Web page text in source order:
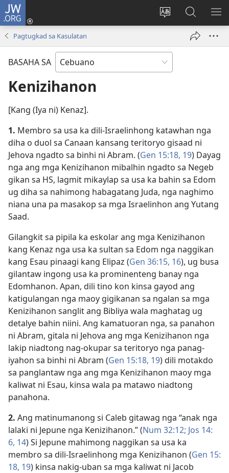
JW.ORG
Ilisi
pinulongan
sa
site
Log
ug
Pangitaa
sa
JW.ORG
Pagtugkad sa Kasulatan
BASAHA SA
Kenizihanon
[Kang (Iya ni) Kenaz].
1. Membro sa usa ka dili-Israelinhong katawhan nga
diha o duol sa Canaan kansang teritoryo gisaad ni
Jehova ngadto sa binhi ni Abram. (Gen 15:​18, 19) Dayag
nga ang mga Kenizihanon mibalhin ngadto sa Negeb
gikan sa HS, lagmit mikaylap sa usa ka bahin sa Edom
ug diha sa nahimong habagatang Juda, nga naghimo
niana una pa masakop sa mga Israelinhon ang Yutang
Saad.
Gilangkit sa pipila ka eskolar ang mga Kenizihanon
kang Kenaz nga usa ka sultan sa Edom nga naggikan
kang Esau pinaagi kang Elipaz (Gen 36:​15, 16), ug busa
gilantaw ingong usa ka prominenteng banay nga
Edomhanon. Apan, dili tino kon kinsa gayod ang
katigulangan nga maoy gigikanan sa ngalan sa mga
Kenizihanon sanglit ang Bibliya wala maghatag ug
detalye bahin niini. Ang kamatuoran nga, sa panahon
ni Abram, gitala ni Jehova ang mga Kenizihanon nga
lakip niadtong nag-okupar sa teritoryo nga panag-
iyahon sa binhi ni Abram (Gen 15:​18, 19) dili motakdo
sa panglantaw nga ang mga Kenizihanon maoy mga
kaliwat ni Esau, kinsa wala pa matawo niadtong
panahona.
2. Ang matinumanong si Caleb gitawag nga “anak nga
lalaki ni Jepune nga Kenizihanon.” (Num 32:12; Jos 14:​
6, 14) Si Jepune mahimong naggikan sa usa ka
membro sa dili-Israelinhong mga Kenizihanon (Gen 15:​
18, 19) kinsa nakig-uban sa mga kaliwat ni Jacob